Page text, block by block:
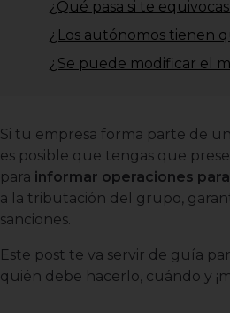
¿Qué pasa si te
¿Los autónomos tienen
¿Se puede modificar el
Si tu empresa forma parte de un
es posible que tengas que
para informar operaciones
a la tributación del grupo,
sanciones.
Este post te va servir de guía
quién debe hacerlo, cuándo y